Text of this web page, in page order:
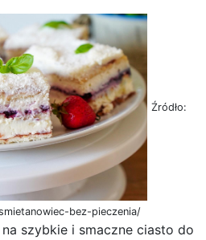
Źródło:
bez-pieczenia/
szybkie i smaczne ciasto do